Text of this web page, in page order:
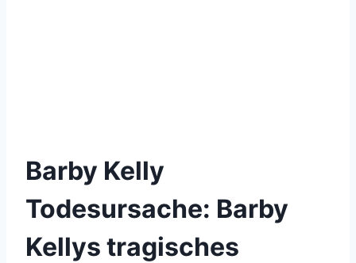
Barby Kelly
Todesursache: Barby
Kellys tragisches